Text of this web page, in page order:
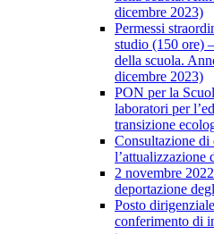
dicembre 2023)
Permessi
studio (150 ore)
della scuola.
dicembre 2023)
PON per la
laboratori per
transizione
Consultazione di
l’attualizzazione
2 novembre
deportazione
Posto
conferimento di